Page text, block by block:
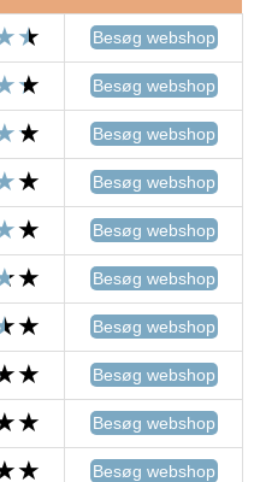
Besøg webshop
Besøg webshop
Besøg webshop
Besøg webshop
Besøg webshop
Besøg webshop
Besøg webshop
Besøg webshop
Besøg webshop
Besøg webshop